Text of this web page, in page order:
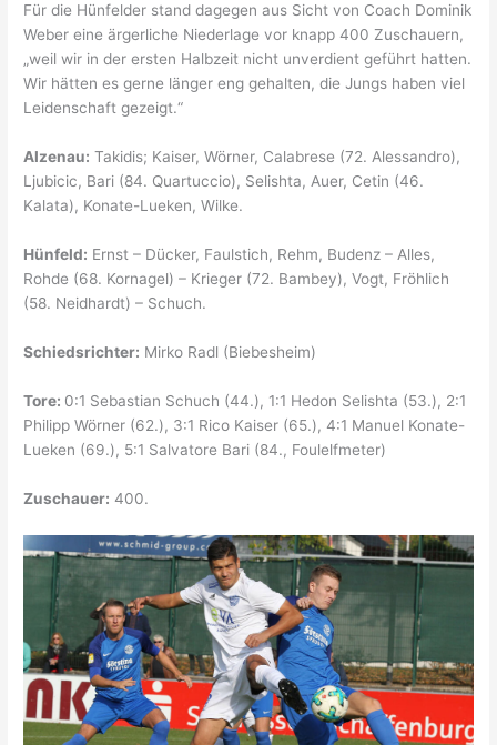
Für die Hünfelder stand dagegen aus Sicht von Coach Dominik
Weber eine ärgerliche Niederlage vor knapp 400 Zuschauern,
„weil wir in der ersten Halbzeit nicht unverdient geführt hatten.
Wir hätten es gerne länger eng gehalten, die Jungs haben viel
Leidenschaft gezeigt.“
Alzenau: Takidis; Kaiser, Wörner, Calabrese (72. Alessandro),
Ljubicic, Bari (84. Quartuccio), Selishta, Auer, Cetin (46.
Kalata), Konate-Lueken, Wilke.
Hünfeld: Ernst – Dücker, Faulstich, Rehm, Budenz – Alles,
Rohde (68. Kornagel) – Krieger (72. Bambey), Vogt, Fröhlich
(58. Neidhardt) – Schuch.
Schiedsrichter: Mirko Radl (Biebesheim)
Tore: 0:1 Sebastian Schuch (44.), 1:1 Hedon Selishta (53.), 2:1
Philipp Wörner (62.), 3:1 Rico Kaiser (65.), 4:1 Manuel Konate-
Lueken (69.), 5:1 Salvatore Bari (84., Foulelfmeter)
Zuschauer: 400.